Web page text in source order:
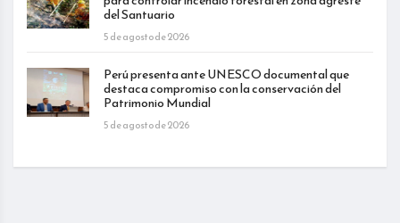
del Santuario
5 de agosto de 2026
Perú presenta ante UNESCO documental que
destaca compromiso con la conservación del
Patrimonio Mundial
5 de agosto de 2026